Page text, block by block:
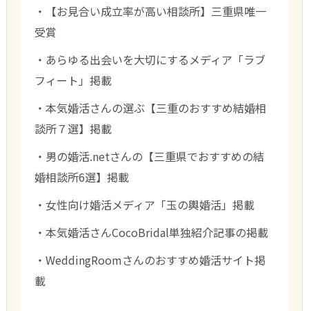
・【お見合い成立率が高い相談所】三重県唯一
受賞
・あらゆる出会いを大切にするメディア「ラブ
フィート」掲載
・本気婚活さんの選ぶ【三重のおすすめ結婚相
談所７選】掲載
・男の婚活.netさんの【三重県でおすすめの結
婚相談所6選】掲載
・女性向け婚活メディア「玉の輿婚活」掲載
・本気婚活さんCocoBridal単独紹介記事の掲載
・WeddingRoomさんのおすすめ婚活サイト掲
載